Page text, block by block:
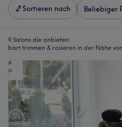
Sortieren nach Beliebiger
9 Salons die anbieten:
bart trimmen & rasieren in der Nähe